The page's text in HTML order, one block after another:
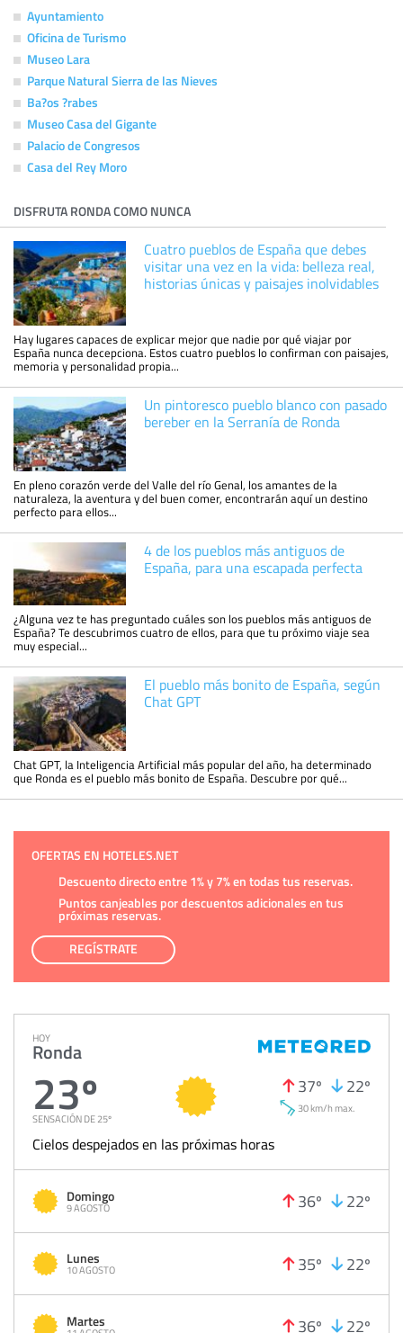
Ayuntamiento
Oficina de Turismo
Museo Lara
Parque Natural Sierra de las Nieves
Ba?os ?rabes
Museo Casa del Gigante
Palacio de Congresos
Casa del Rey Moro
DISFRUTA RONDA COMO NUNCA
Cuatro pueblos de España que debes
visitar una vez en la vida: belleza real,
historias únicas y paisajes inolvidables
Hay lugares capaces de explicar mejor que nadie por qué viajar por
España nunca decepciona. Estos cuatro pueblos lo confirman con paisajes,
memoria y personalidad propia...
Un pintoresco pueblo blanco con pasado
bereber en la Serranía de Ronda
En pleno corazón verde del Valle del río Genal, los amantes de la
naturaleza, la aventura y del buen comer, encontrarán aquí un destino
perfecto para ellos...
4 de los pueblos más antiguos de
España, para una escapada perfecta
¿Alguna vez te has preguntado cuáles son los pueblos más antiguos de
España? Te descubrimos cuatro de ellos, para que tu próximo viaje sea
muy especial...
El pueblo más bonito de España, según
Chat GPT
Chat GPT, la Inteligencia Artificial más popular del año, ha determinado
que Ronda es el pueblo más bonito de España. Descubre por qué...
OFERTAS EN HOTELES.NET
Descuento directo entre 1% y 7% en todas tus reservas.
Puntos canjeables por descuentos adicionales en tus
próximas reservas.
REGÍSTRATE
HOY
Ronda
23º
SENSACIÓN DE 25º
37º 22º
30 km/h max.
Cielos despejados en las próximas horas
Domingo
9 AGOSTO 36º 22º
Lunes
10 AGOSTO 35º 22º
Martes 36º 22º